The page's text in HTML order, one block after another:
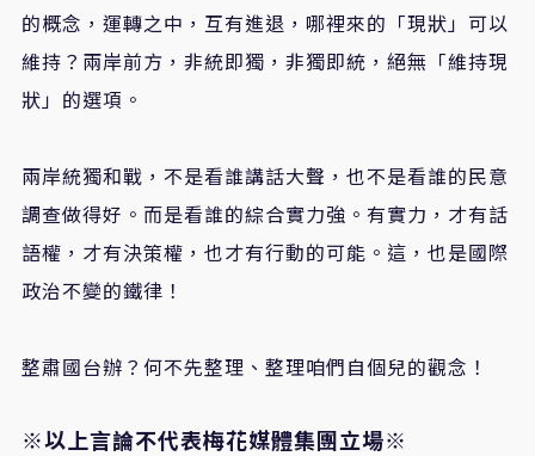
的概念，運轉之中，互有進退，哪裡來的「現狀」可以
維持？兩岸前方，非統即獨，非獨即統，絕無「維持現
狀」的選項。
兩岸統獨和戰，不是看誰講話大聲，也不是看誰的民意
調查做得好。而是看誰的綜合實力強。有實力，才有話
語權，才有決策權，也才有行動的可能。這，也是國際
政治不變的鐵律！
整肅國台辦？何不先整理、整理咱們自個兒的觀念！
※以上言論不代表梅花媒體集團立場※